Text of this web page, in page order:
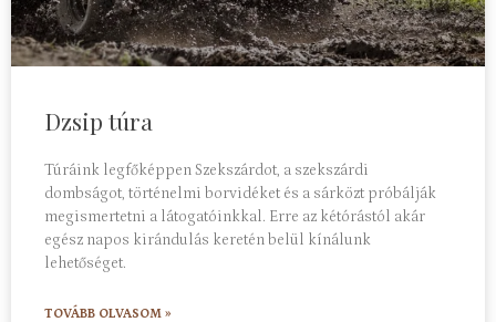
Dzsip túra
Túráink legfőképpen Szekszárdot, a szekszárdi
dombságot, történelmi borvidéket és a sárközt próbálják
megismertetni a látogatóinkkal. Erre az kétórástól akár
egész napos kirándulás keretén belül kínálunk
lehetőséget.
TOVÁBB OLVASOM »